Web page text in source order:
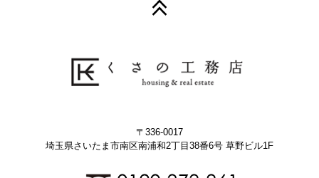
〒336-0017
埼玉県さいたま市南区南浦和2丁目38番6号 草野ビル1F